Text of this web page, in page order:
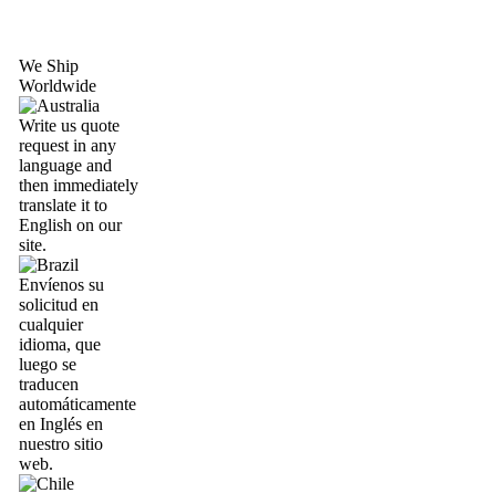
We Ship
Worldwide
Write us quote
request in any
language and
then immediately
translate it to
English on our
site.
Envíenos su
solicitud en
cualquier
idioma, que
luego se
traducen
automáticamente
en Inglés en
nuestro sitio
web.